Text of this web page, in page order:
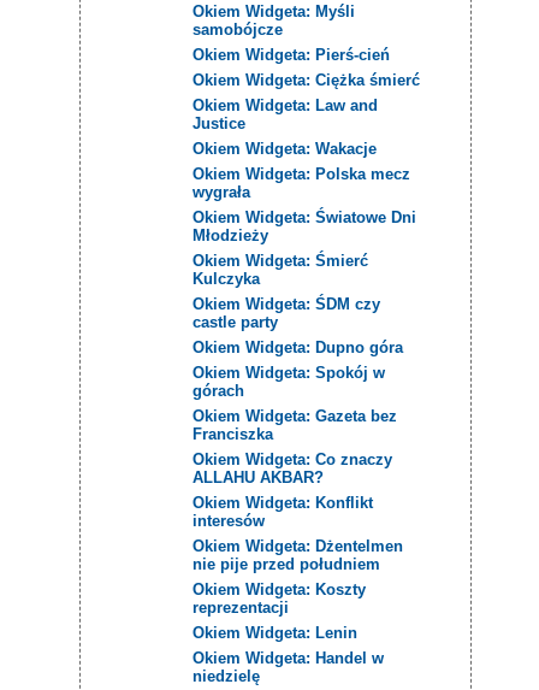
Okiem Widgeta: Myśli
samobójcze
Okiem Widgeta: Pierś-cień
Okiem Widgeta: Ciężka śmierć
Okiem Widgeta: Law and
Justice
Okiem Widgeta: Wakacje
Okiem Widgeta: Polska mecz
wygrała
Okiem Widgeta: Światowe Dni
Młodzieży
Okiem Widgeta: Śmierć
Kulczyka
Okiem Widgeta: ŚDM czy
castle party
Okiem Widgeta: Dupno góra
Okiem Widgeta: Spokój w
górach
Okiem Widgeta: Gazeta bez
Franciszka
Okiem Widgeta: Co znaczy
ALLAHU AKBAR?
Okiem Widgeta: Konflikt
interesów
Okiem Widgeta: Dżentelmen
nie pije przed południem
Okiem Widgeta: Koszty
reprezentacji
Okiem Widgeta: Lenin
Okiem Widgeta: Handel w
niedzielę